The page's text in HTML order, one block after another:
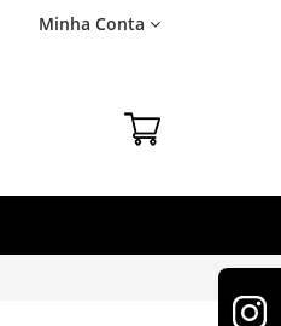
Minha Conta